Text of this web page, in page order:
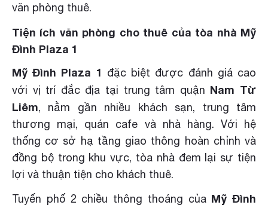
văn phòng thuê.
Tiện ích văn phòng cho thuê của tòa nhà Mỹ
Đình Plaza 1
Mỹ Đình Plaza 1 đặc biệt được đánh giá cao
với vị trí đắc địa tại trung tâm quận Nam Từ
Liêm, nằm gần nhiều khách sạn, trung tâm
thương mại, quán cafe và nhà hàng. Với hệ
thống cơ sở hạ tầng giao thông hoàn chỉnh và
đồng bộ trong khu vực, tòa nhà đem lại sự tiện
lợi và thuận tiện cho khách thuê.
Tuyến phố 2 chiều thông thoáng của Mỹ Đình